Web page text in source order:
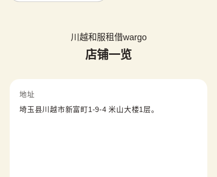
川越和服租借wargo
店铺一览
地址
埼玉县川越市新富町1-9-4 米山大楼1层。